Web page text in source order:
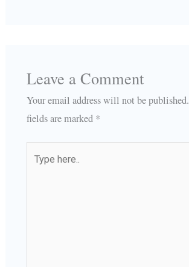
Leave a Comment
Your email address will not be published.
fields are marked *
here..